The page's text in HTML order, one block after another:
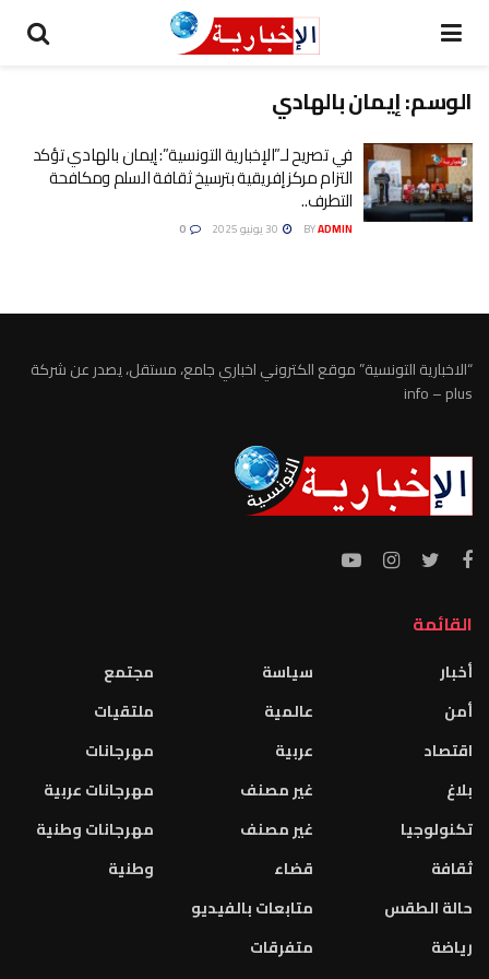
الوسم:إيمان بالهادي
في تصريح لـ”الإخبارية التونسية”: إيمان بالهادي تؤكد
التزام مركز إفريقية بترسيخ ثقافة السلم ومكافحة
التطرف..
BYADMIN
“الاخبارية التونسية” موقع الكتروني اخباري جامع، مستقل، يصدر عن شركة
info – plus
القائمة
أخبار
أمن
اقتصاد
بلاغ
تكنولوجيا
ثقافة
حالة الطقس
رياضة
سياسة
عالمية
عربية
غير مصنف
غير مصنف
قضاء
متابعات بالفيديو
متفرقات
مجتمع
ملتقيات
مهرجانات
مهرجانات عربية
مهرجانات وطنية
وطنية